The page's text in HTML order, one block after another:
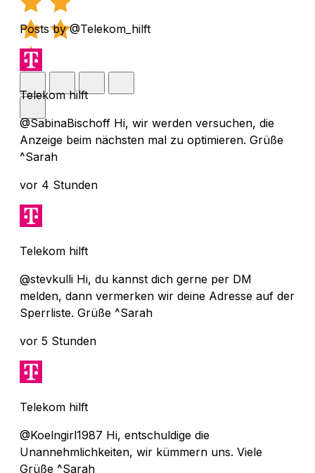
Posts by @Telekom_hilft
Telekom hilft
@SabinaBischoff Hi, wir werden versuchen, die
Anzeige beim nächsten mal zu optimieren. Grüße
^Sarah
vor 4 Stunden
Telekom hilft
@stevkulli Hi, du kannst dich gerne per DM
melden, dann vermerken wir deine Adresse auf der
Sperrliste. Grüße ^Sarah
vor 5 Stunden
Telekom hilft
@Koelngirl1987 Hi, entschuldige die
Unannehmlichkeiten, wir kümmern uns. Viele
Grüße ^Sarah